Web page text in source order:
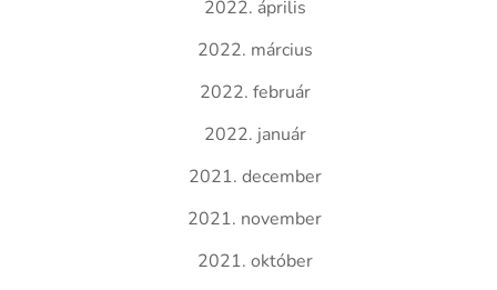
2022. április
2022. március
2022. február
2022. január
2021. december
2021. november
2021. október